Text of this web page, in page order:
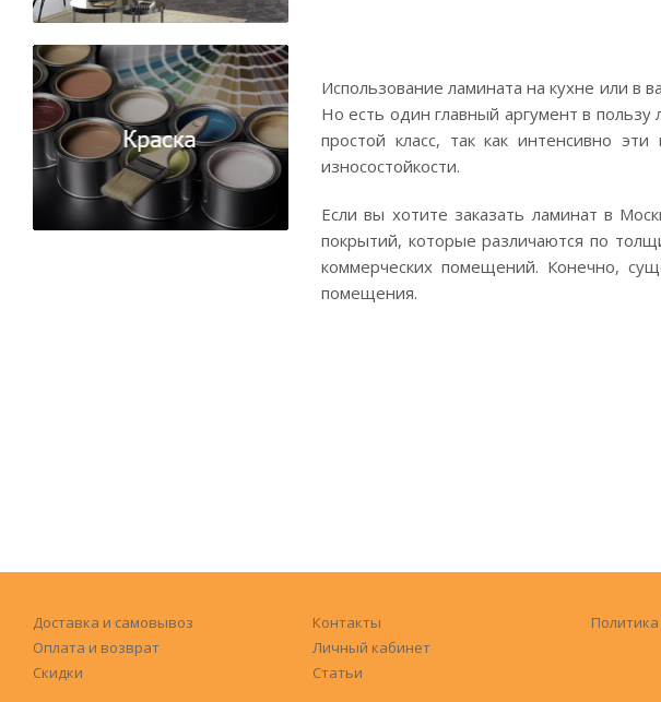
Использование ламината на кухне или в
Но есть один главный аргумент в
простой класс, так как интенсивно
износостойкости.
Если вы хотите заказать ламинат в
покрытий, которые различаются по
коммерческих помещений. Конечно,
помещения.
Доставка и самовывоз
Оплата и возврат
Скидки
Контакты
Личный кабинет
Статьи